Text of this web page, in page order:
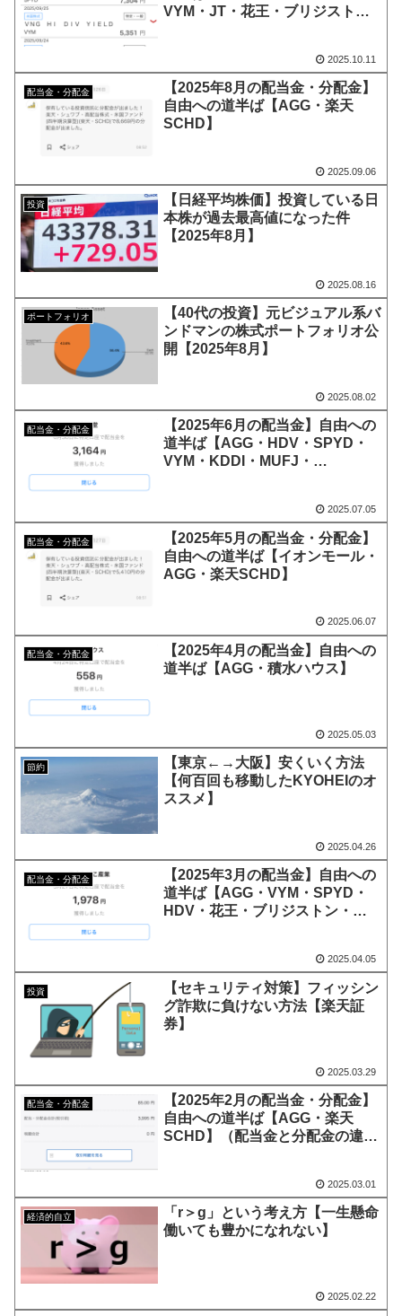
VYM・JT・花王・ブリジスト
2025.10.11
配当金・分配金
【2025年8月の配当金・分配金】
自由への道半ば【AGG・楽天
SCHD】
2025.09.06
投資
【日経平均株価】投資している日
本株が過去最高値になった件
【2025年8月】
2025.08.16
ポートフォリオ
【40代の投資】元ビジュアル系バ
ンドマンの株式ポートフォリオ公
開【2025年8月】
2025.08.02
配当金・分配金
【2025年6月の配当金】自由への
道半ば【AGG・HDV・SPYD・
VYM・KDDI・MUFJ・
2025.07.05
配当金・分配金
【2025年5月の配当金・分配金】
自由への道半ば【イオンモール・
AGG・楽天SCHD】
2025.06.07
配当金・分配金
【2025年4月の配当金】自由への
道半ば【AGG・積水ハウス】
2025.05.03
節約
【東京←→大阪】安くいく方法
【何百回も移動したKYOHEIのオ
ススメ】
2025.04.26
配当金・分配金
【2025年3月の配当金】自由への
道半ば【AGG・VYM・SPYD・
HDV・花王・ブリジストン・
2025.04.05
投資
【セキュリティ対策】フィッシン
グ詐欺に負けない方法【楽天証
券】
2025.03.29
配当金・分配金
【2025年2月の配当金・分配金】
自由への道半ば【AGG・楽天
SCHD】（配当金と分配金の違い
2025.03.01
経済的自立
「r＞g」という考え方【一生懸命
働いても豊かになれない】
2025.02.22